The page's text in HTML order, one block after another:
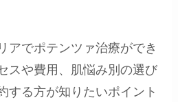
アでポテンツァ治療ができ
スや費用、肌悩み別の選び
する方が知りたいポイント